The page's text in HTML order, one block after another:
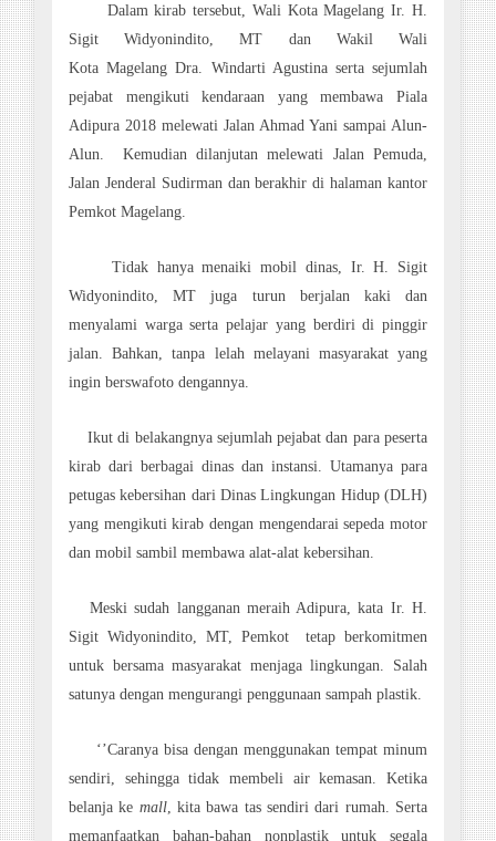
Dalam kirab tersebut, Wali Kota Magelang Ir. H.
Sigit Widyonindito, MT dan Wakil Wali
KotaMagelangDra. Windarti Agustina serta sejumlah
pejabat mengikuti kendaraan yang membawa Piala
Adipura 2018 melewati Jalan Ahmad Yani sampai Alun-
Alun. Kemudian dilanjutan melewati Jalan Pemuda,
Jalan Jenderal Sudirman dan berakhir di halaman kantor
Pemkot Magelang.
Tidak hanya menaiki mobil dinas, Ir. H. Sigit
Widyonindito, MTjuga turun berjalan kaki dan
menyalami warga serta pelajar yang berdiri di pinggir
jalan. Bahkan, tanpa lelah melayani masyarakat yang
ingin berswafoto dengannya.
Ikut di belakangnya sejumlah pejabat dan para peserta
kirab dari berbagai dinas dan instansi. Utamanya para
petugas kebersihan dari Dinas Lingkungan Hidup (DLH)
yang mengikuti kirab dengan mengendarai sepeda motor
dan mobil sambil membawa alat-alat kebersihan.
Meski sudah langganan meraih Adipura, kata Ir. H.
Sigit Widyonindito, MT, Pemkot tetap berkomitmen
untuk bersama masyarakat menjaga lingkungan. Salah
satunya dengan mengurangi penggunaan sampah plastik.
‘’Caranya bisa dengan menggunakan tempat minum
sendiri, sehingga tidak membeli air kemasan. Ketika
belanja ke mall, kita bawa tas sendiri dari rumah. Serta
memanfaatkan bahan-bahan nonplastik untuk segala